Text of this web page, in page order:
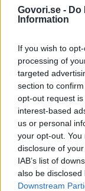
Govori.se - Do
Information
If you wish to
processing of
targeted
section to
opt-out request
interest-based
us or personal
your opt-out.
disclosure of
IAB’s list of
also be
Downstream
Podobnega